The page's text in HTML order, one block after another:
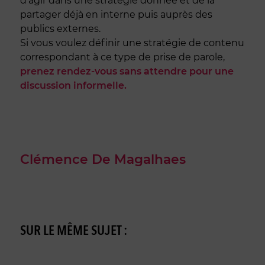
partager déjà en interne puis auprès des
publics externes.
Si vous voulez définir une stratégie de contenu
correspondant à ce type de prise de parole,
prenez rendez-vous sans attendre pour une
discussion informelle.
Clémence De Magalhaes
SUR LE MÊME SUJET :